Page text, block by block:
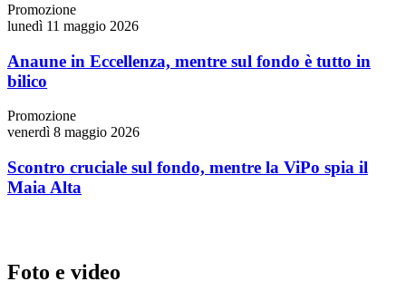
Promozione
lunedì 11 maggio 2026
Anaune in Eccellenza, mentre sul fondo è tutto in
bilico
Promozione
venerdì 8 maggio 2026
Scontro cruciale sul fondo, mentre la ViPo spia il
Maia Alta
Foto e video